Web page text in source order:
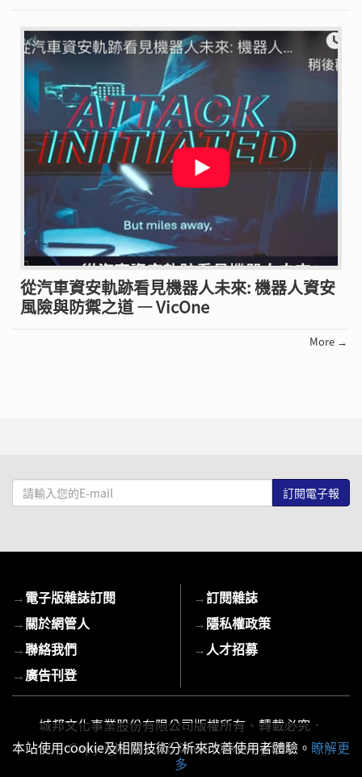
從汽車資安軌跡看見機器人未來: 機器人資安
風險與防禦之道 — VicOne
More →
請
輸
mail
→電子版雜誌訂閱
→關於網管人
→聯絡我們
→廣告刊登
→訂閱雜誌
→隱私權政策
→ 人才招募
城邦文化事業股份有限公司版權所有、轉載必究．
Copyright © 2026 Cite Publishing Ltd.
本站使用cookie及相關技術分析來改善使用者體驗。 瞭解更
多